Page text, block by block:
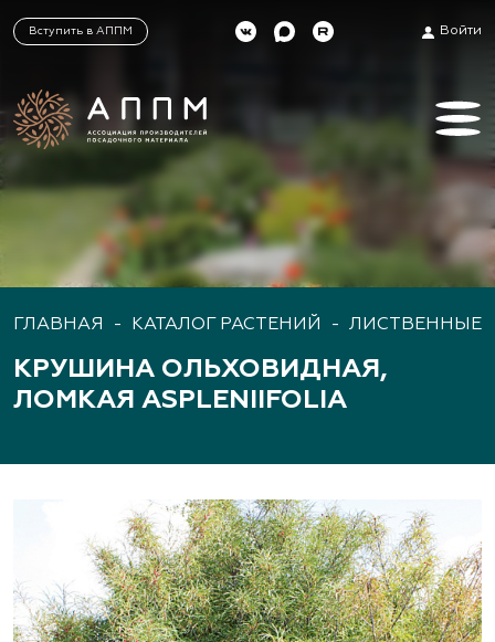
Вступить в АППМ Войти
ГЛАВНАЯ - КАТАЛОГ РАСТЕНИЙ - ЛИСТВЕННЫЕ
КРУШИНА ОЛЬХОВИДНАЯ,
ЛОМКАЯ ASPLENIIFOLIA